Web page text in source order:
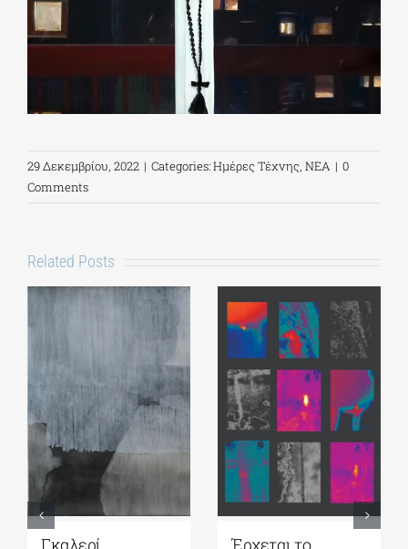
29 Δεκεμβρίου, 2022 | Categories:Ημέρες Τέχνης, ΝΕΑ | 0
Comments
Related Posts
Γκαλερί
Έρχεται το